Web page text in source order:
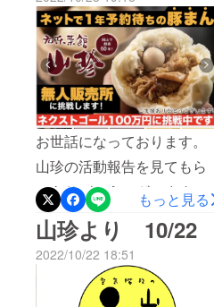
ます。
せてもらっております 汗
今日は毎週の恒例行事、岡
山の3つの市をまたいでのハ
ピーズさんへの納品日でし
た。岡山、総社、倉敷、児
島、帰還という、６時間運
転しっぱなしという、何屋
さんかよくわからない動き
です・・ｗというか４つの
市ですね
(;'∀')！！！！！！！！！そ
れにしても早いもので、問
お世話になっております。
山珍の活動報告を見てもら
いありがとうございます。
早いものでクラウドファン
ディングも残すところ8日に
なりました！なんとか
ファーストゴールの50万円
もっと見る
山珍より 10/22
2022/10/22 18:51